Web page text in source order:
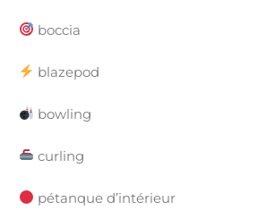
boccia
blazepod
bowling
curling
pétanque d’intérieur